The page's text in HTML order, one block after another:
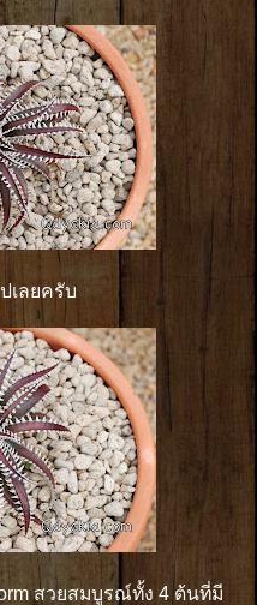
เลยครับ
สวยสมบูรณ์ทั้ง 4 ต้นที่มี